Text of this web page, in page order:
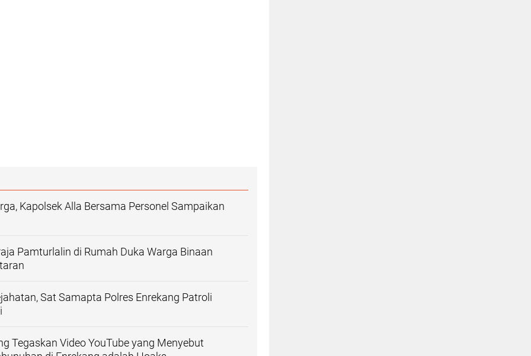
Kapolsek Alla Bersama Personel Sampaikan
Pamturlalin di Rumah Duka Warga Binaan
Sat Samapta Polres Enrekang Patroli
Tegaskan Video YouTube yang Menyebut